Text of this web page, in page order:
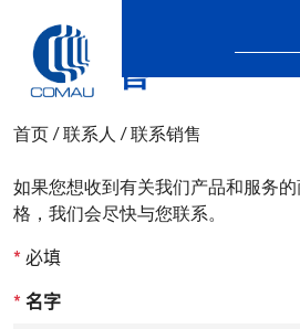
联系销售
首页 /联系人 /联系销售
如果您想收到有关我们产品和服务
格，我们会尽快与您联系。
* 必填
* 名字